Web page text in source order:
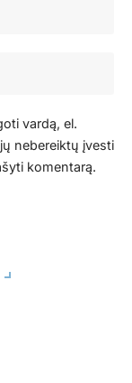
vardą, el.
nebereiktų įvesti
komentarą.